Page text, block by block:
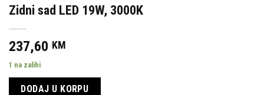
Zidni sad LED 19W, 3000K
237,60 KM
1 na zalihi
DODAJ U KORPU